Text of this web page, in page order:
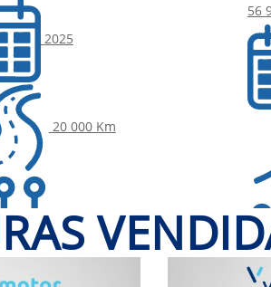
2025
20 000 Km
Automática
56